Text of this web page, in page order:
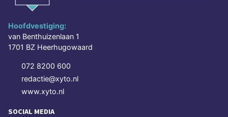
Hoofdvestiging:
van Benthuizenlaan 1
1701 BZ Heerhugowaard
072 8200 600
redactie@xyto.nl
www.xyto.nl
SOCIAL MEDIA